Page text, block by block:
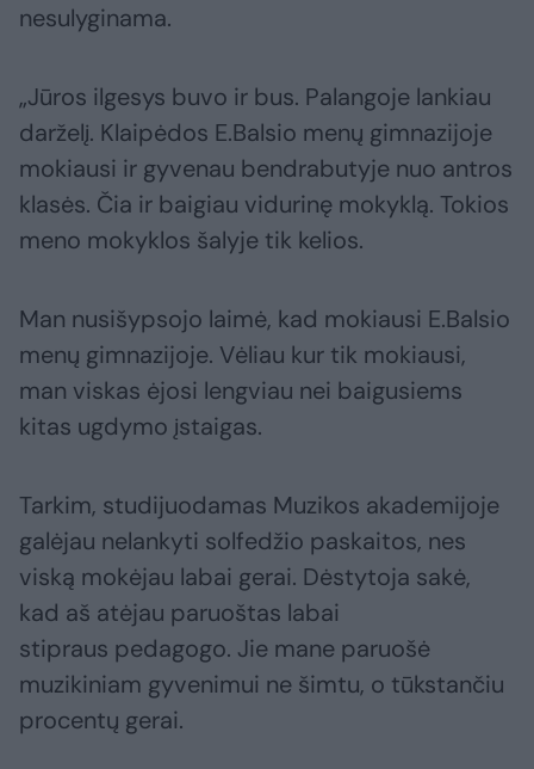
nesulyginama.
„Jūros ilgesys buvo ir bus. Palangoje lankiau
darželį. Klaipėdos E.Balsio menų gimnazijoje
mokiausi ir gyvenau bendrabutyje nuo antros
klasės. Čia ir baigiau vidurinę mokyklą. Tokios
meno mokyklos šalyje tik kelios.
Man nusišypsojo laimė, kad mokiausi E.Balsio
menų gimnazijoje. Vėliau kur tik mokiausi,
man viskas ėjosi lengviau nei baigusiems
kitas ugdymo įstaigas.
Tarkim, studijuodamas Muzikos akademijoje
galėjau nelankyti solfedžio paskaitos, nes
viską mokėjau labai gerai. Dėstytoja sakė,
kad aš atėjau paruoštas labai
stipraus pedagogo. Jie mane paruošė
muzikiniam gyvenimui ne šimtu, o tūkstančiu
procentų gerai.